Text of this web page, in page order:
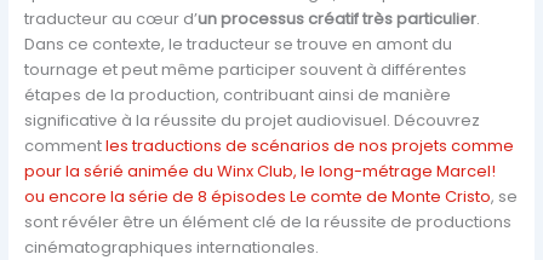
traducteur au cœur d’un processus créatif très particulier.
Dans ce contexte, le traducteur se trouve en amont du
tournage et peut même participer souvent à différentes
étapes de la production, contribuant ainsi de manière
significative à la réussite du projet audiovisuel. Découvrez
commentles traductions de scénarios de nos projets comme
pour la sérié animée du Winx Club, le long-métrage Marcel!
ou encore la série de 8 épisodes Le comte de Monte Cristo, se
sont révéler être un élément clé de la réussite de productions
cinématographiques internationales.